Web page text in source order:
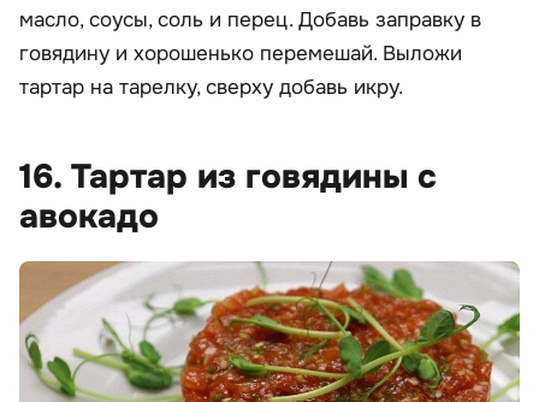
масло, соусы, соль и перец. Добавь заправку в
говядину и хорошенько перемешай. Выложи
тартар на тарелку, сверху добавь икру.
16. Тартар из говядины с
авокадо